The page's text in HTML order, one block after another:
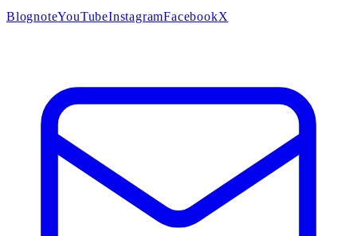
BlognoteYouTubeInstagramFacebookX